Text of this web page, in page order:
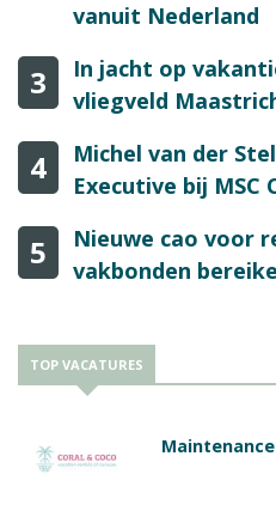
vanuit Nederland
3
In jacht op
vliegveld
4
Michel van der
Executive bij MSC
5
Nieuwe cao voor
vakbonden
TOP VACATURES